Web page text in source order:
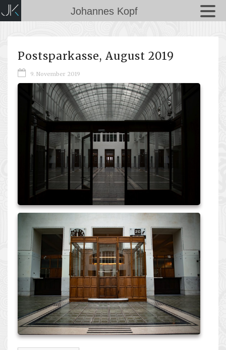
Postsparkasse, August 2019
9. November 2019
Johannes Kopf